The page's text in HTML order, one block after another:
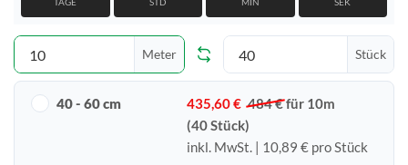
Meter Stück
40 - 60 cm 435,60 € 484 €für 10m
(40 Stück)
inkl. MwSt. | 10,89 € pro Stück